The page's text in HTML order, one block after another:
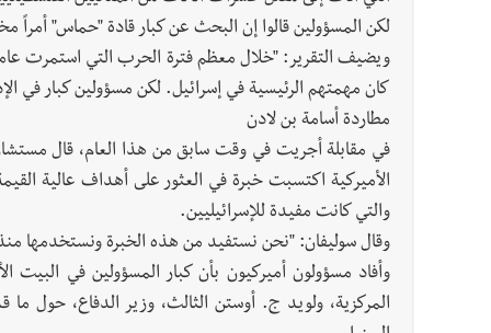
لكن المسؤولين قالوا إن البحث عن كبار قادة "حماس" أمراً
ويضيف التقرير: "خلال معظم فترة الحرب التي استمرت
كان مهمتهم الرئيسية في إسرائيل. لكن مسؤولين كبار في
مطاردة أسامة بن لادن
في مقابلة أجريت في وقت سابق من هذا العام، قال
الأميركية اكتسبت خبرة في العثور على أهداف عالية
والتي كانت مفيدة للإسرائيليين.
وقال سوليفان: "نحن نستفيد من هذه الخبرة ونستخدمها منذ
وأفاد مسؤولون أميركيون بأن كبار المسؤولين في البيت
المركزية، ولويد ج. أوستن الثالث، وزير الدفاع، حول